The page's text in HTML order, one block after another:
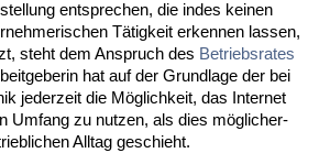
ent­spre­chen, die in­des kei­nen
Tätig­keit er­ken­nen las­sen,
steht dem An­spruch des Be­triebs­ra­tes
hat auf der Grund­la­ge der bei
je­der­zeit die Möglich­keit, das In­ter­net
Um­fang zu nut­zen, als dies mögli­cher­
All­tag ge­schieht.